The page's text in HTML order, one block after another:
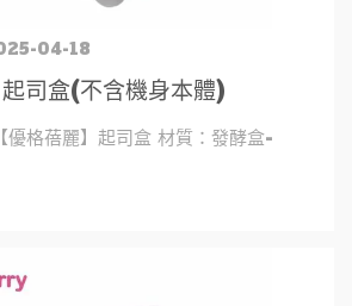
起司盒(不含機身本體)
04-18
優格蓓麗】起司盒 材質：發酵盒-